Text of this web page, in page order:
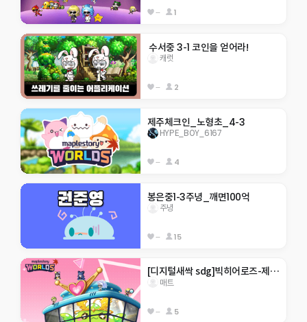
-- 1
수서중 3-1 코인을 얻어라!
캐럿
-- 2
제주체크인_노형초_4-3
HYPE_BOY_6167
-- 4
봉은중1-3주녕_깨면100억
주녕
-- 15
[디지털새싹 sdg]빅히어로즈-제주한라대 201
매트
-- 5